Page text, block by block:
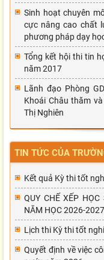
Sinh hoạt chuyên
cực nâng cao chất
phương pháp dạy
Tổng kết hội thi tin
năm 2017
Lãnh đạo Phòng
Khoái Châu thăm
Thị Nghiên
TIN TỨC CỦA
Kết quả Kỳ thi tốt
QUY CHẾ XẾP
NĂM HỌC 2026-2027
Lịch thi Kỳ thi tốt
Quyết định về việc